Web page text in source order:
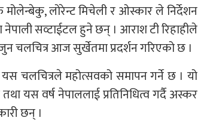
लोरेन्ट मिचेली र ओस्कार ले निर्देशन
सव्टाईटल हुने छन् । आराश टी रिहाहीले
चलचित्र आज सुर्खेतमा प्रदर्शन गरिएको छ ।
चलचित्रले महोत्सवको समापन गर्ने छ । यो
यस वर्ष नेपाललाई प्रतिनिधित्व गर्दै अस्कर
छन् ।